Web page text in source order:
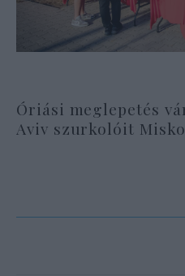
Óriási meglepetés
Aviv szurkolóit